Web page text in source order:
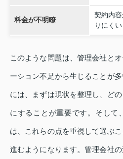
料金が不明瞭
契約内
りにくい
このような問題は、管理会社と
ーション不足から生じることが
には、まずは現状を整理し、ど
にすることが重要です。そして
は、これらの点を重視して選ぶ
進むようになります。管理会社の